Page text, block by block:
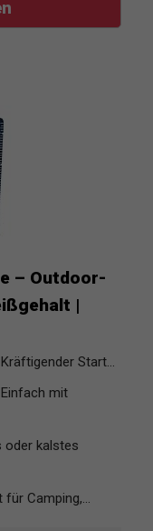
– Outdoor-
|
Start...
mit
oder kalstes
Camping,...